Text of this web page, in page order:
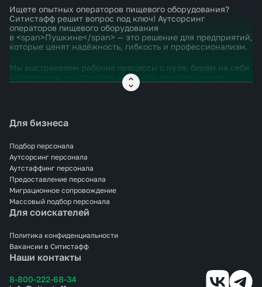
Ищете опытных операторов пищевого оборудования?
Ситистафф решит вопрос под ключ! Аутсорсинг
операторов пищевого оборудования
в <span>Пушкине</span> — это решение для предприятий,
которые ценят надёжность, гибкость и профессионализм.
Мы выстраиваем рабочие процессы с нуля, берём на себя
оформление, инструктаж, контроль за соблюдением
санитарных норм, вывод на смену и ротацию. Операторы
кадровой головной боли. Аутсорсинг операторов пищевого
оборудования в <span>Пушкине</span> — это
стабильность, экономия и уверенность в персонале.
Наши контакты
8-800-222-68-34
Для бизнеса
Подбор персонала
Аутсорсинг персонала
Аутстаффинг персонала
Предоставление персонала
Миграционное сопровождение
Массовый подбор персонала
Для соискателей
Политика конфиденциальности
Вакансии в Ситистафф